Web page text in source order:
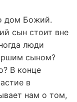
дом Божий.
сын стоит вне
люди
сыном?
В конце
в
нам о том,